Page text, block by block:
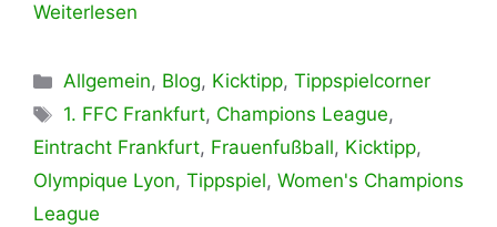
Weiterlesen
Kategorien
Allgemein, Blog, Kicktipp,Tippspielcorner
Schlagwörter
1. FFC Frankfurt, Champions League,
Eintracht Frankfurt, Frauenfußball, Kicktipp,
Olympique Lyon, Tippspiel, Women's Champions
League